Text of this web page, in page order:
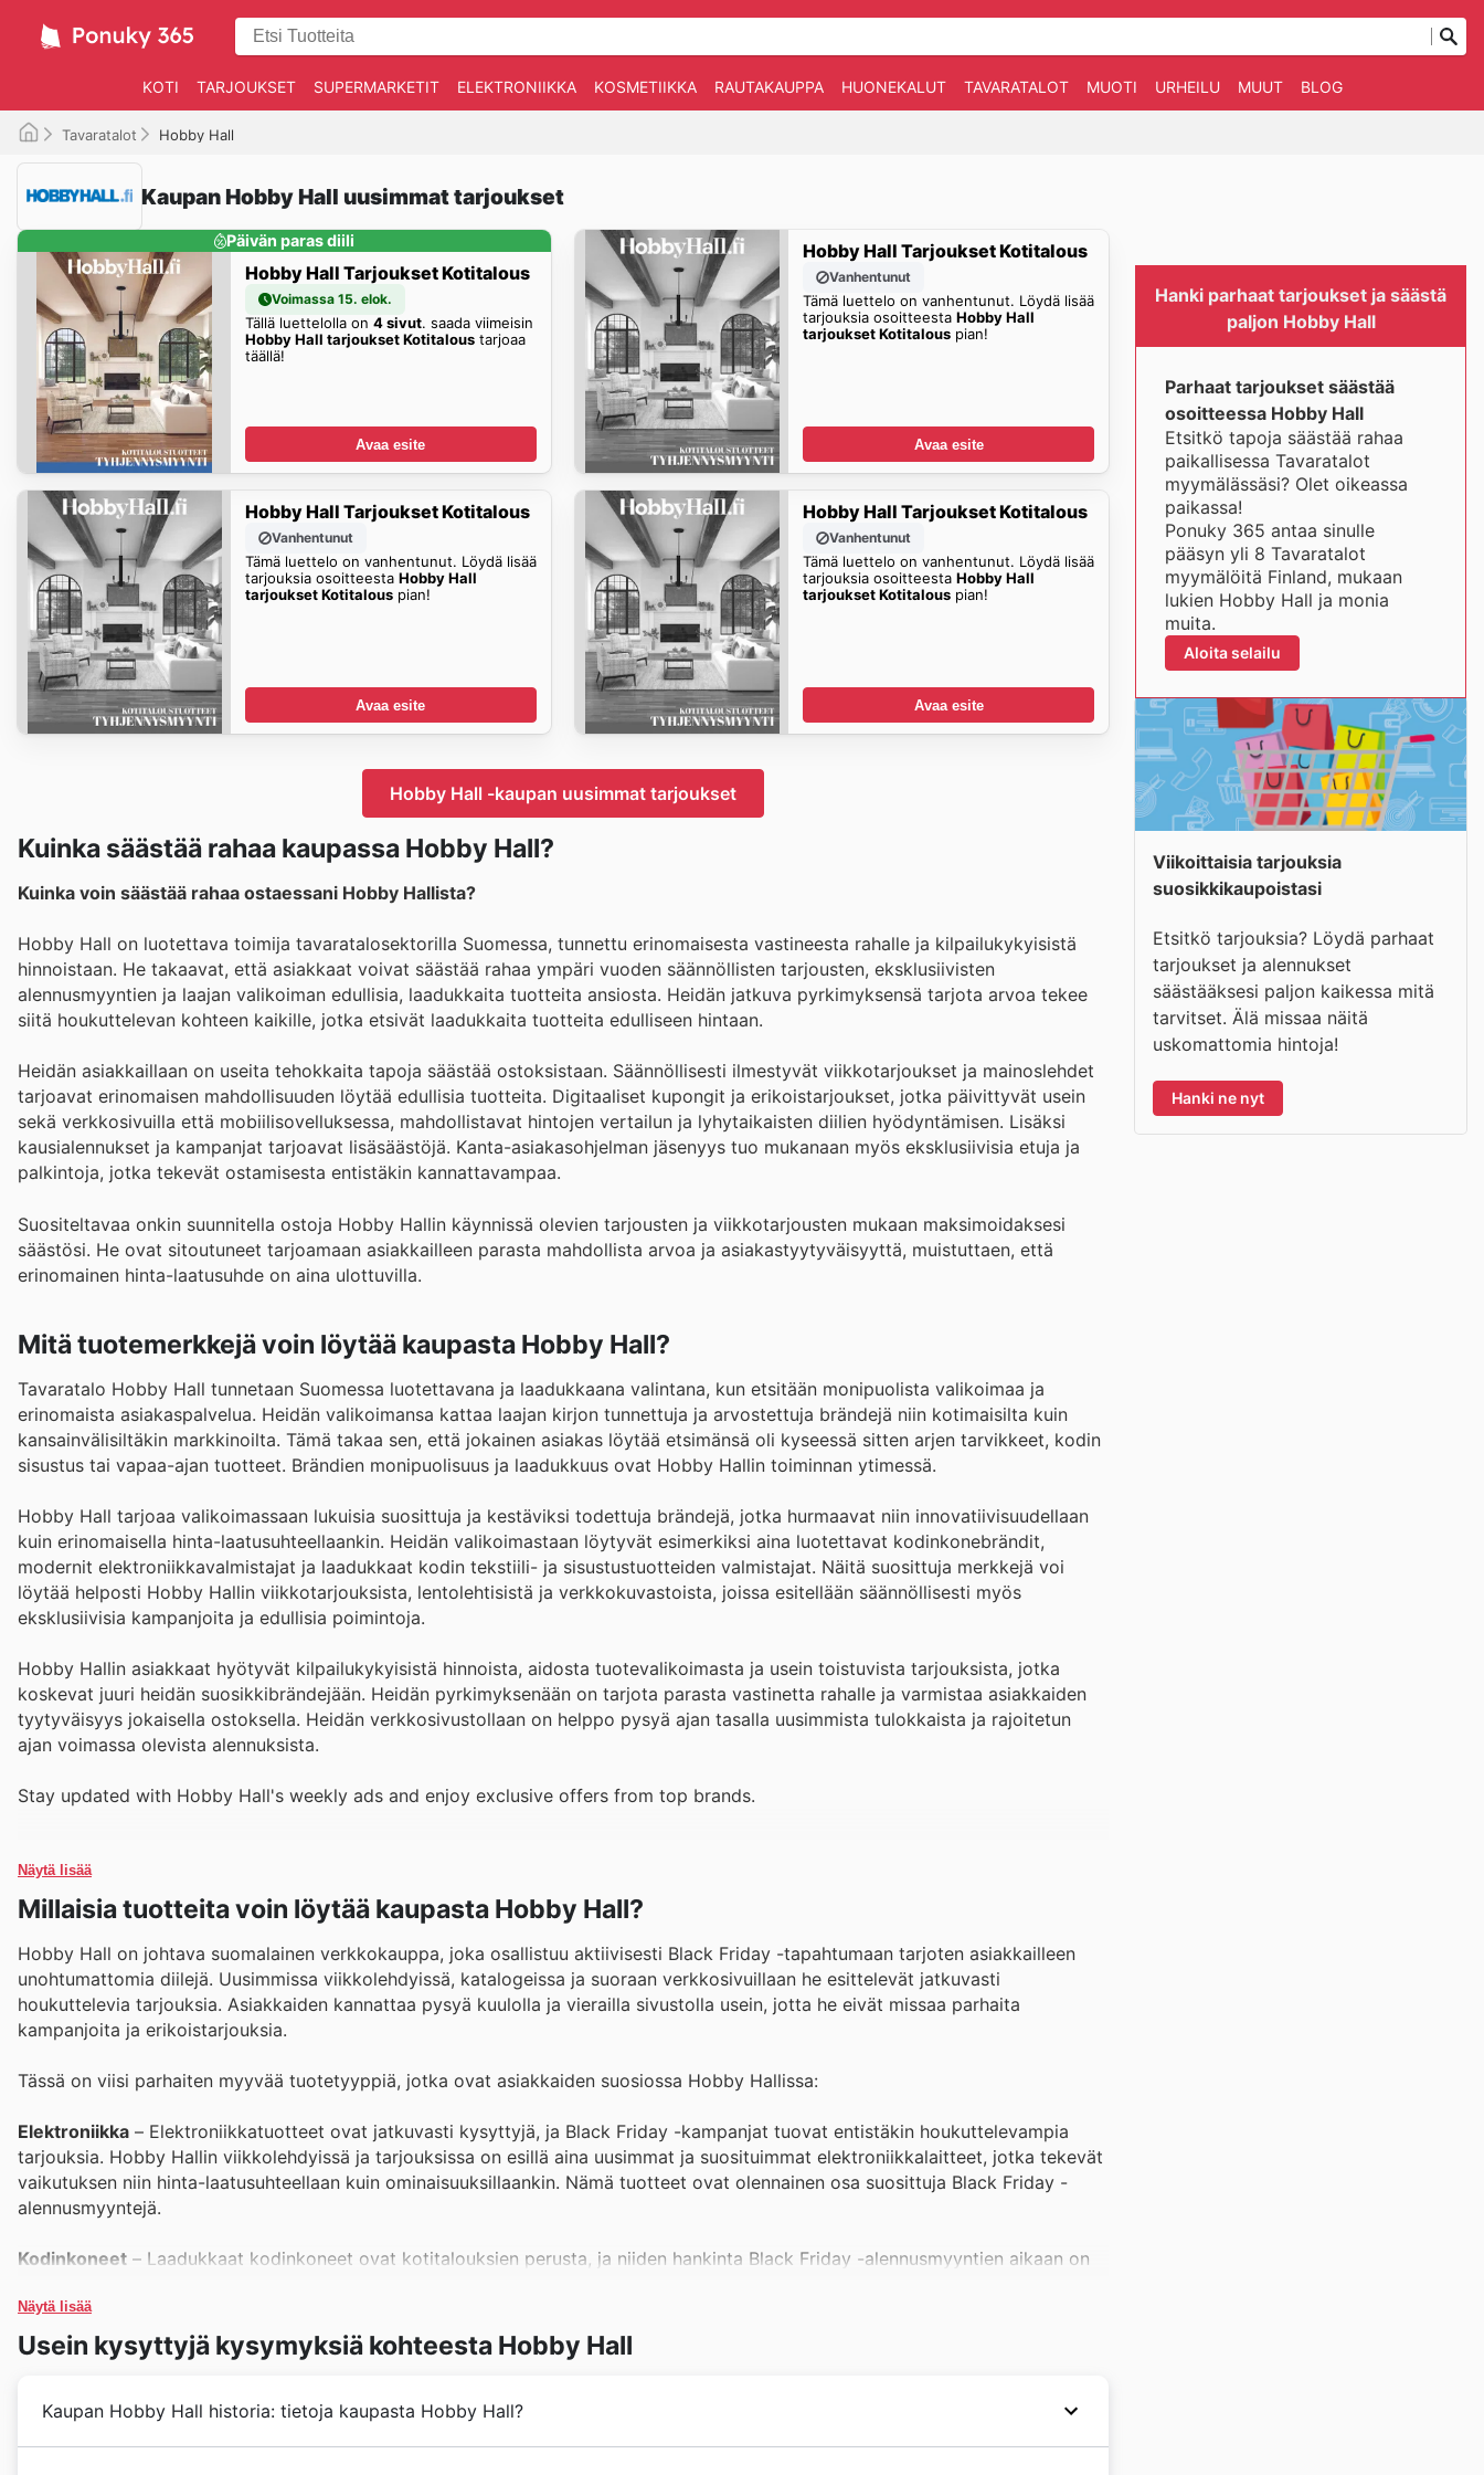
KOTI TARJOUKSET SUPERMARKETIT ELEKTRONIIKKA KOSMETIIKKA RAUTAKAUPPA HUONEKALUT TAVARATALOT MUOTI URHEILU MUUT BLOG
Tavaratalot Hobby Hall
Kaupan Hobby Hall uusimmat tarjoukset
Päivän paras diili
Hobby Hall Tarjoukset Kotitalous
Voimassa 15. elok.
Tällä luettelolla on 4 sivut. saada viimeisin
Hobby Hall tarjoukset Kotitaloustarjoaa
täällä!
Avaa esite
Hobby Hall Tarjoukset Kotitalous
Vanhentunut
Tämä luettelo on vanhentunut. Löydä lisää
tarjouksia osoitteestaHobby Hall
tarjoukset Kotitalous pian!
Avaa esite
Hobby Hall Tarjoukset Kotitalous
Vanhentunut
Tämä luettelo on vanhentunut. Löydä lisää
tarjouksia osoitteesta Hobby Hall
tarjoukset Kotitalouspian!
Avaa esite
Hobby Hall Tarjoukset Kotitalous
Vanhentunut
Tämä luettelo on vanhentunut. Löydä lisää
tarjouksia osoitteestaHobby Hall
tarjoukset Kotitalous pian!
Avaa esite
Hobby Hall -kaupan uusimmat tarjoukset
Kuinka säästää rahaa kaupassa Hobby Hall?
Kuinka voin säästää rahaa ostaessani Hobby Hallista?
Hobby Hall on luotettava toimija tavaratalosektorilla Suomessa, tunnettu erinomaisesta vastineesta rahalle ja kilpailukykyisistä
hinnoistaan. He takaavat, että asiakkaat voivat säästää rahaa ympäri vuoden säännöllisten tarjousten, eksklusiivisten
alennusmyyntien ja laajan valikoiman edullisia, laadukkaita tuotteita ansiosta. Heidän jatkuva pyrkimyksensä tarjota arvoa tekee
siitä houkuttelevan kohteen kaikille, jotka etsivät laadukkaita tuotteita edulliseen hintaan.
Heidän asiakkaillaan on useita tehokkaita tapoja säästää ostoksistaan. Säännöllisesti ilmestyvät viikkotarjoukset ja mainoslehdet
tarjoavat erinomaisen mahdollisuuden löytää edullisia tuotteita. Digitaaliset kupongit ja erikoistarjoukset, jotka päivittyvät usein
sekä verkkosivuilla että mobiilisovelluksessa, mahdollistavat hintojen vertailun ja lyhytaikaisten diilien hyödyntämisen. Lisäksi
kausialennukset ja kampanjat tarjoavat lisäsäästöjä. Kanta-asiakasohjelman jäsenyys tuo mukanaan myös eksklusiivisia etuja ja
palkintoja, jotka tekevät ostamisesta entistäkin kannattavampaa.
Suositeltavaa onkin suunnitella ostoja Hobby Hallin käynnissä olevien tarjousten ja viikkotarjousten mukaan maksimoidaksesi
säästösi. He ovat sitoutuneet tarjoamaan asiakkailleen parasta mahdollista arvoa ja asiakastyytyväisyyttä, muistuttaen, että
erinomainen hinta-laatusuhde on aina ulottuvilla.
Mitä tuotemerkkejä voin löytää kaupasta Hobby Hall?
Tavaratalo Hobby Hall tunnetaan Suomessa luotettavana ja laadukkaana valintana, kun etsitään monipuolista valikoimaa ja
erinomaista asiakaspalvelua. Heidän valikoimansa kattaa laajan kirjon tunnettuja ja arvostettuja brändejä niin kotimaisilta kuin
kansainvälisiltäkin markkinoilta. Tämä takaa sen, että jokainen asiakas löytää etsimänsä oli kyseessä sitten arjen tarvikkeet, kodin
sisustus tai vapaa-ajan tuotteet. Brändien monipuolisuus ja laadukkuus ovat Hobby Hallin toiminnan ytimessä.
Hobby Hall tarjoaa valikoimassaan lukuisia suosittuja ja kestäviksi todettuja brändejä, jotka hurmaavat niin innovatiivisuudellaan
kuin erinomaisella hinta-laatusuhteellaankin. Heidän valikoimastaan löytyvät esimerkiksi aina luotettavat kodinkonebrändit,
modernit elektroniikkavalmistajat ja laadukkaat kodin tekstiili- ja sisustustuotteiden valmistajat. Näitä suosittuja merkkejä voi
löytää helposti Hobby Hallin viikkotarjouksista, lentolehtisistä ja verkkokuvastoista, joissa esitellään säännöllisesti myös
eksklusiivisia kampanjoita ja edullisia poimintoja.
Hobby Hallin asiakkaat hyötyvät kilpailukykyisistä hinnoista, aidosta tuotevalikoimasta ja usein toistuvista tarjouksista, jotka
koskevat juuri heidän suosikkibrändejään. Heidän pyrkimyksenään on tarjota parasta vastinetta rahalle ja varmistaa asiakkaiden
tyytyväisyys jokaisella ostoksella. Heidän verkkosivustollaan on helppo pysyä ajan tasalla uusimmista tulokkaista ja rajoitetun
ajan voimassa olevista alennuksista.
Stay updated with Hobby Hall's weekly ads and enjoy exclusive offers from top brands.
Näytä lisää
Millaisia tuotteita voin löytää kaupasta Hobby Hall?
Hobby Hall on johtava suomalainen verkkokauppa, joka osallistuu aktiivisesti Black Friday -tapahtumaan tarjoten asiakkailleen
unohtumattomia diilejä. Uusimmissa viikkolehdyissä, katalogeissa ja suoraan verkkosivuillaan he esittelevät jatkuvasti
houkuttelevia tarjouksia. Asiakkaiden kannattaa pysyä kuulolla ja vierailla sivustolla usein, jotta he eivät missaa parhaita
kampanjoita ja erikoistarjouksia.
Tässä on viisi parhaiten myyvää tuotetyyppiä, jotka ovat asiakkaiden suosiossa Hobby Hallissa:
Elektroniikka – Elektroniikkatuotteet ovat jatkuvasti kysyttyjä, ja Black Friday -kampanjat tuovat entistäkin houkuttelevampia
tarjouksia. Hobby Hallin viikkolehdyissä ja tarjouksissa on esillä aina uusimmat ja suosituimmat elektroniikkalaitteet, jotka tekevät
vaikutuksen niin hinta-laatusuhteellaan kuin ominaisuuksillaankin. Nämä tuotteet ovat olennainen osa suosittuja Black Friday -
alennusmyyntejä.
Kodinkoneet – Laadukkaat kodinkoneet ovat kotitalouksien perusta, ja niiden hankinta Black Friday -alennusmyyntien aikaan on
Nämä diilit ovat erinomainen tilaisuus päivittää kotisi ilmettä ja toimivuutta merkittävin säästöin.
Viihde-elektroniikka– Viihde-elektroniikka on aina kuuma tuoteryhmä, ja Black Friday -kampanjat tekevät siitä entistäkin
äänentoistolaitteita ja muita viihdejärjestelmiä. Heidän viikkolehdyissään kannattaa ehdottomasti seurata näitä huipputarjouksia.
Näytä lisää
Usein kysyttyjä kysymyksiä kohteesta Hobby Hall
Kaupan Hobby Hall historia: tietoja kaupasta Hobby Hall?
Hanki parhaat tarjoukset ja säästä
paljon Hobby Hall
Parhaat tarjoukset säästää
osoitteessa Hobby Hall
Etsitkö tapoja säästää rahaa
paikallisessa Tavaratalot
myymälässäsi? Olet oikeassa
paikassa!
Ponuky 365 antaa sinulle
pääsyn yli 8 Tavaratalot
myymälöitä Finland, mukaan
lukien Hobby Hall ja monia
muita.
Aloita selailu
Viikoittaisia tarjouksia
suosikkikaupoistasi
Etsitkö tarjouksia? Löydä parhaat
tarjoukset ja alennukset
säästääksesi paljon kaikessa mitä
tarvitset. Älä missaa näitä
uskomattomia hintoja!
Hanki ne nyt